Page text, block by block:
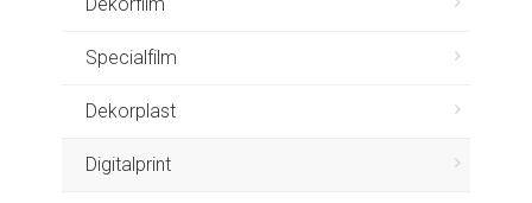
Dekorfilm
Specialfilm
Dekorplast
Digitalprint